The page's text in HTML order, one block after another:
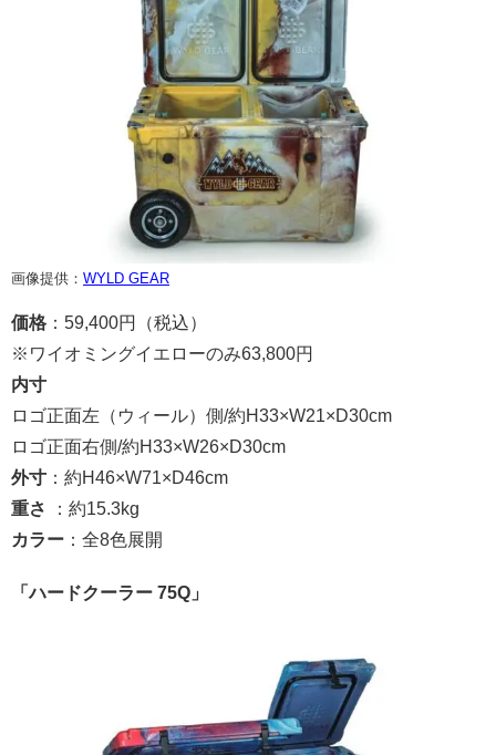
画像提供： WYLD GEAR
価格 ：59,400円（税込）
※ワイオミングイエローのみ63,800円
内寸
ロゴ正面左（ウィール）側/約H33×W21×D30cm
ロゴ正面右側/約H33×W26×D30cm
外寸 ：約H46×W71×D46cm
重さ
：約15.3kg
カラー ：全8色展開
「ハードクーラー 75Q」